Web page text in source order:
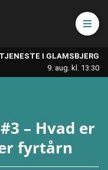
I GLAMSBJERG
9. aug. kl. 13:30
Åbn
– Hvad er
fyrtårn